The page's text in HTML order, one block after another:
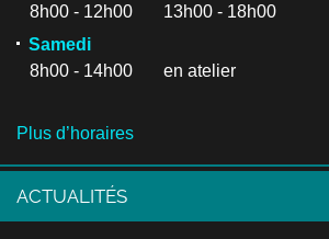
8h00 - 12h00 13h00 - 18h00
Samedi
8h00 - 14h00 en atelier
Plus d’horaires
ACTUALITÉS